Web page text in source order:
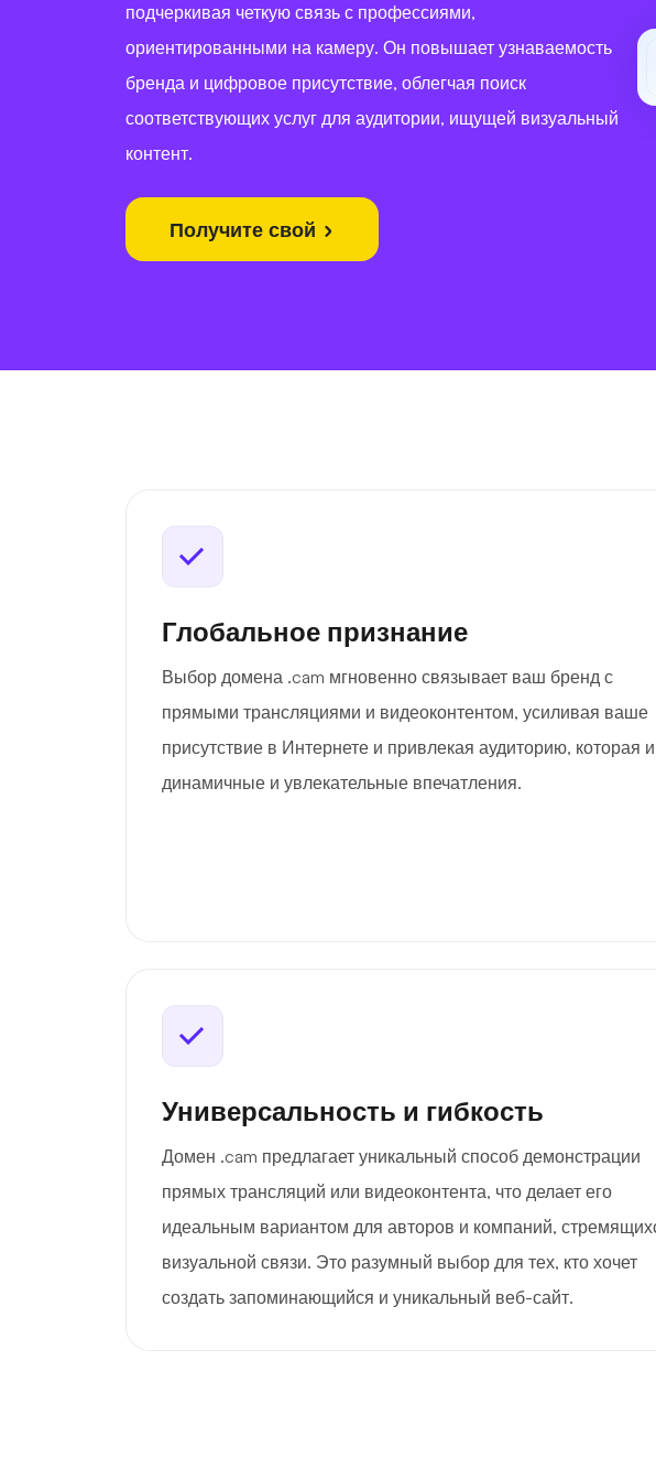
подчеркивая четкую связь с профессиями,
ориентированными на камеру. Он повышает узнаваемость
бренда и цифровое присутствие, облегчая поиск
соответствующих услуг для аудитории, ищущей визуальный
контент.
Получите свой
Глобальное признание
Выбор домена .cam мгновенно связывает ваш бренд с
прямыми трансляциями и видеоконтентом, усиливая ваше
присутствие в Интернете и привлекая аудиторию, которая
динамичные и увлекательные впечатления.
Универсальность и гибкость
Домен .cam предлагает уникальный способ демонстрации
прямых трансляций или видеоконтента, что делает его
идеальным вариантом для авторов и компаний,
визуальной связи. Это разумный выбор для тех, кто хочет
создать запоминающийся и уникальный веб-сайт.